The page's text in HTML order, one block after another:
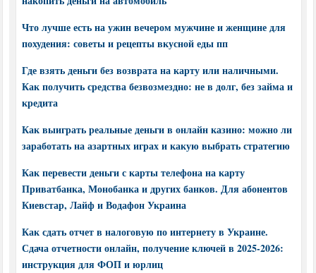
Что лучше есть на ужин вечером мужчине и женщине для
похудения: советы и рецепты вкусной еды пп
Где взять деньги без возврата на карту или наличными.
Как получить средства безвозмездно: не в долг, без займа и
кредита
Как выиграть реальные деньги в онлайн казино: можно ли
заработать на азартных играх и какую выбрать стратегию
Как перевести деньги с карты телефона на карту
Приватбанка, Монобанка и других банков. Для абонентов
Киевстар, Лайф и Водафон Украина
Как сдать отчет в налоговую по интернету в Украине.
Сдача отчетности онлайн, получение ключей в 2025-2026:
инструкция для ФОП и юрлиц